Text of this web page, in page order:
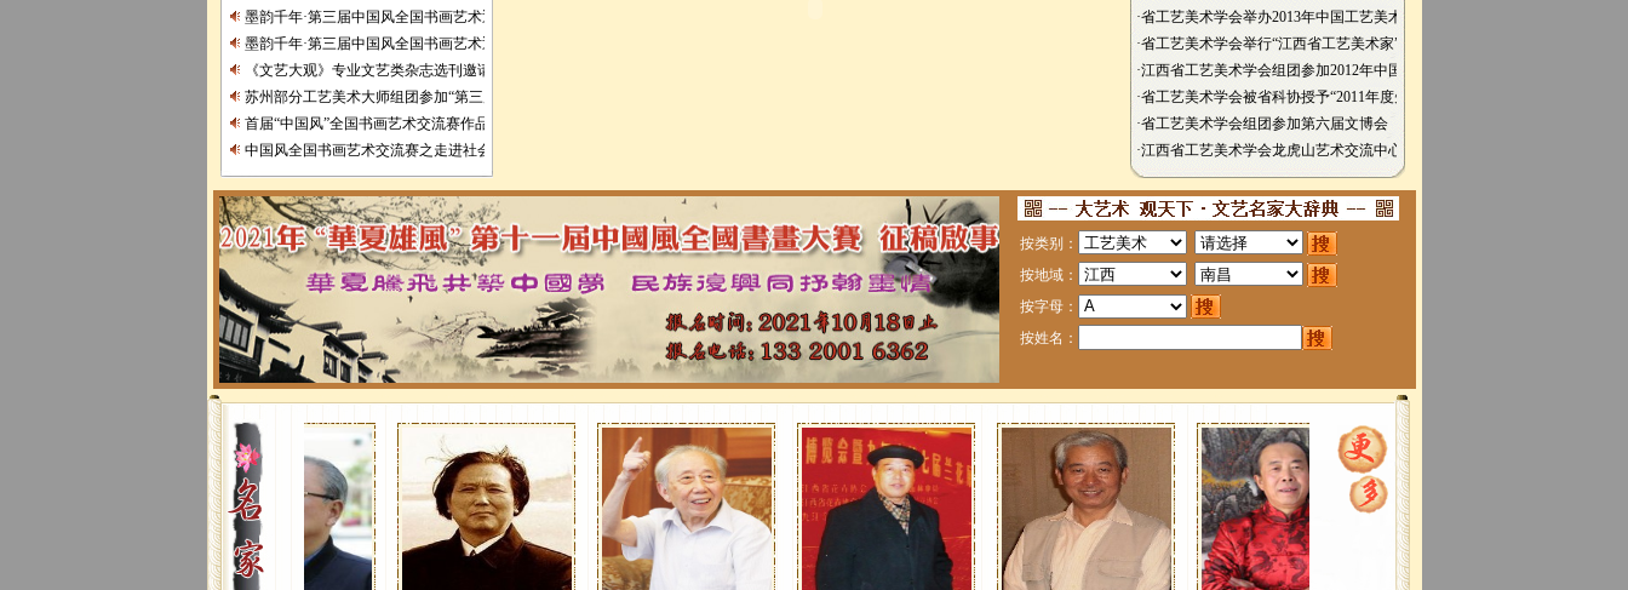
墨韵千年·第三届中国风全国书画艺术迎春作品展
墨韵千年·第三届中国风全国书画艺术迎春作品展 南昌展
《文艺大观》专业文艺类杂志选刊邀请函
苏州部分工艺美术大师组团参加“第三届中、日、韩名家艺术邀请展”
首届“中国风”全国书画艺术交流赛作品展
中国风全国书画艺术交流赛之走进社会主义生态新农村艺术写生
·省工艺美术学会举办2013年中国工艺美术“百花奖”江西省获奖作品汇展新闻
·省工艺美术学会举行“江西省工艺美术家”颁证仪式
·江西省工艺美术学会组团参加2012年中国工艺美术“百花奖”评选活动取得圆
·省工艺美术学会被省科协授予“2011年度先进省级学会”光荣称号
·省工艺美术学会组团参加第六届文博会
·江西省工艺美术学会龙虎山艺术交流中心挂牌成立
按类别：
按地域：
按字母：
按姓名：